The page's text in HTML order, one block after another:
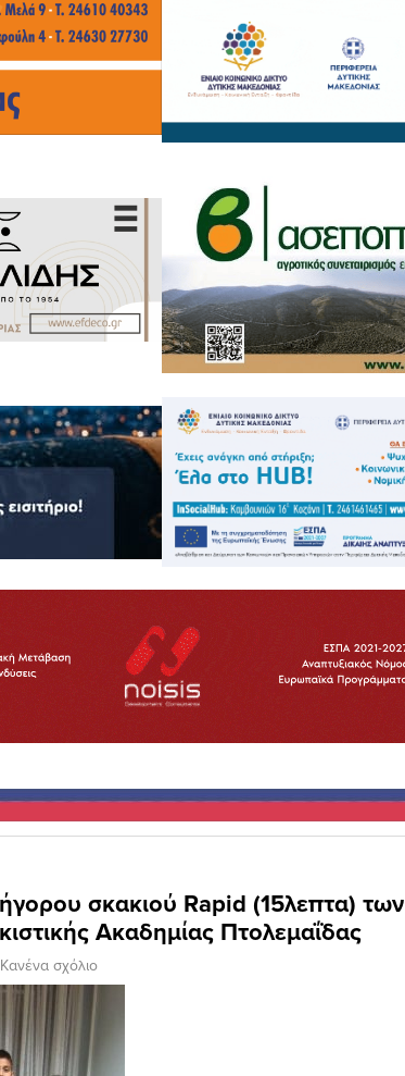
σκακιού Rapid (15λεπτα) των
Ακαδημίας Πτολεμαΐδας
Κανένα σχόλιο